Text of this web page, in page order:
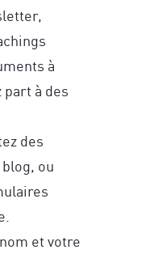
à
à des
des
ou
et votre